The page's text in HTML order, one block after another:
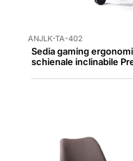
ANJLK-TA-402
Sedia gaming
schienale inclinabile